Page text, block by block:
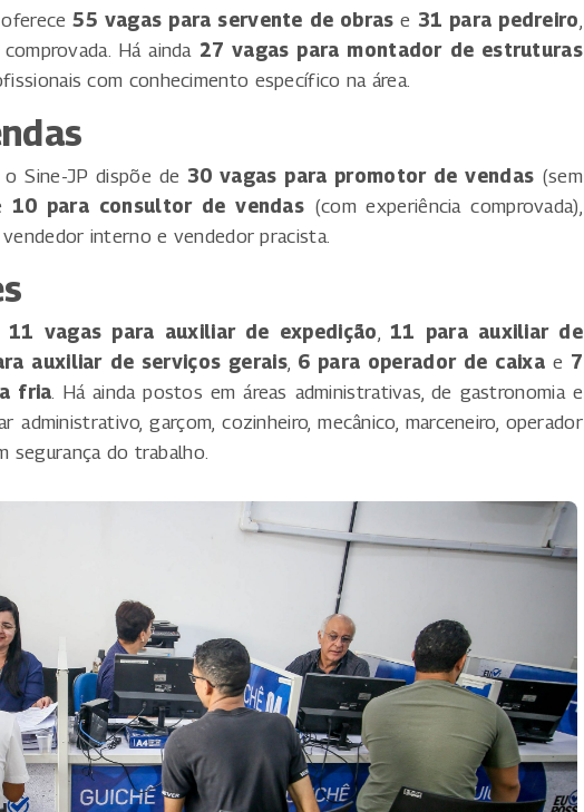
oferece55 vagas para servente de obras e 31 para pedreiro,
Há ainda 27 vagas para montador de estruturas
com conhecimento específico na área.
o Sine-JP dispõe de 30 vagas para promotor de vendas (sem
10 para consultor de vendas (com experiência comprovada),
interno e vendedor pracista.
11 vagas para auxiliar de expedição, 11 para auxiliar de
auxiliar de serviços gerais, 6 para operador de caixae 7
fria. Há ainda postos em áreas administrativas, de gastronomia e
administrativo, garçom, cozinheiro, mecânico, marceneiro, operador
segurança do trabalho.